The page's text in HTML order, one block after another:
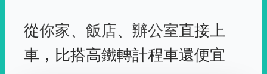
從你家、 飯店、 辦公室直接上
車， 比搭高鐵轉計程車還便宜